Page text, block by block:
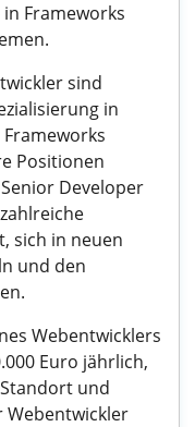
in Frameworks
sind
in
Positionen
Developer
sich in neuen
und den
Webentwicklers
Euro jährlich,
und
Webentwickler